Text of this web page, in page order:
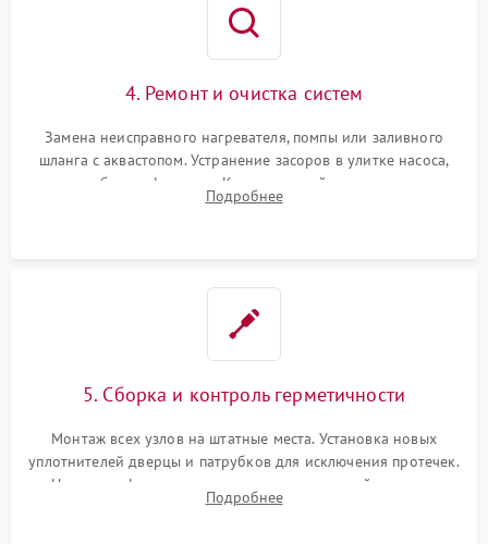
4. Ремонт и очистка систем
Замена неисправного нагревателя, помпы или заливного
шланга с аквастопом. Устранение засоров в улитке насоса,
патрубках и фильтрах. Компонентный ремонт платы
управления, восстановление поврежденной проводки.
Подробнее
5. Сборка и контроль герметичности
Монтаж всех узлов на штатные места. Установка новых
уплотнителей дверцы и патрубков для исключения протечек.
Надежная фиксация хомутов гидравлической системы,
сборка корпуса и установка датчика поплавка.
Подробнее